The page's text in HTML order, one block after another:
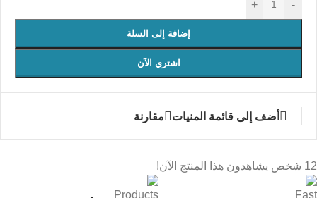
-
+
إضافة إلى السلة
اشتري الآن
أضف إلى قائمة المنيات مقارنة
12 شخص يشاهدون هذا المنتج الآن!